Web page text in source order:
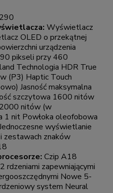
Wyświetlacz
OLED o przekątnej
urządzenia
pikseli przy 460
Technologia HDR True
(P3) Haptic Touch
Jasność maksymalna
szczytowa 1600 nitów
nitów (w
1 nit Powłoka oleofobowa
wyświetlanie
zestawach znaków
Czip A18
rdzeniami zapewniającymi
Nowe 5-
system Neural